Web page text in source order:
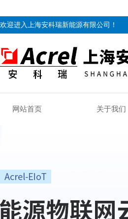
欢迎进入上海安科瑞新能源有限公司！
网站首页 关于我们